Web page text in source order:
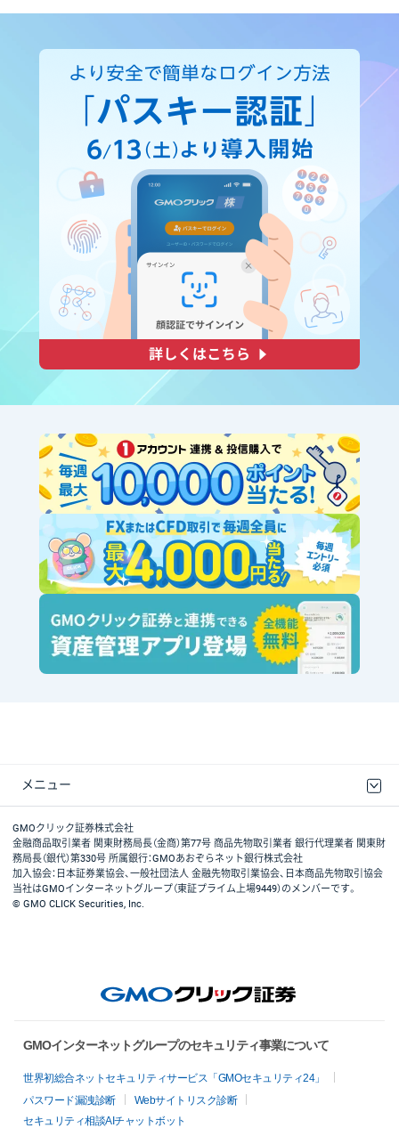
メニュー
取引規程・約款
最良執行方針
ディスクレイマー
リスク説明
GMOクリック証券ホームページ
GMOクリック証券株式会社
金融商品取引業者 関東財務局長（金商）第77号 商品先物取引業者 銀行代理業者 関東財
務局長（銀代）第330号 所属銀行：GMOあおぞらネット銀行株式会社
加入協会：日本証券業協会、一般社団法人 金融先物取引業協会、日本商品先物取引協会
当社はGMOインターネットグループ（東証プライム上場9449）のメンバーです。
© GMO CLICK Securities, Inc.
GMOインターネットグループのセキュリティ事業について
世界初総合ネットセキュリティサービス「GMOセキュリティ24」
パスワード漏洩診断
Webサイトリスク診断
セキュリティ相談AIチャットボット